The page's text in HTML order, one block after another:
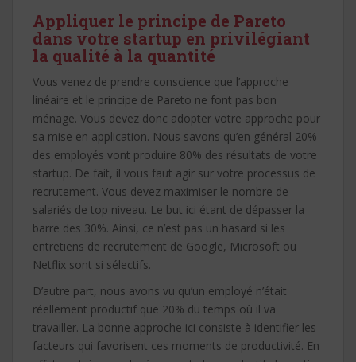
Appliquer le principe de Pareto
dans votre startup en privilégiant
la qualité à la quantité
Vous venez de prendre conscience que l’approche
linéaire et le principe de Pareto ne font pas bon
ménage. Vous devez donc adopter votre approche pour
sa mise en application. Nous savons qu’en général 20%
des employés vont produire 80% des résultats de votre
startup. De fait, il vous faut agir sur votre processus de
recrutement. Vous devez maximiser le nombre de
salariés de top niveau. Le but ici étant de dépasser la
barre des 30%. Ainsi, ce n’est pas un hasard si les
entretiens de recrutement de Google, Microsoft ou
Netflix sont si sélectifs.
D’autre part, nous avons vu qu’un employé n’était
réellement productif que 20% du temps où il va
travailler. La bonne approche ici consiste à identifier les
facteurs qui favorisent ces moments de productivité. En